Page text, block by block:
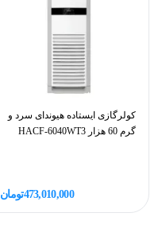
کولرگازی ایستاده هیوندای سرد و
گرم 60 هزار HACF-6040WT3
473,010,000تومان